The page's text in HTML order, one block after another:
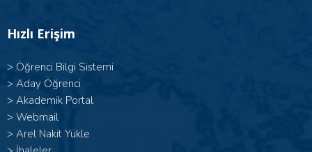
Hızlı Erişim
> Öğrenci Bilgi Sistemi
> Aday Öğrenci
> Akademik Portal
> Webmail
> Arel Nakit Yükle